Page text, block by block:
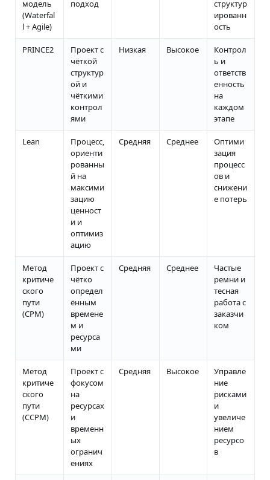
модель
(Waterfal
l + Agile)
подход
структур
ированн
ость
PRINCE2
Проект с
чёткой
структур
ой и
чёткими
контрол
ями
Низкая Высокое
Контрол
ь и
ответств
енность
на
каждом
этапе
Lean
Процесс,
ориенти
рованны
й на
максими
зацию
ценност
и и
оптимиз
ацию
Средняя Среднее
Оптими
зация
процесс
ов и
снижени
е потерь
Метод
критиче
ского
пути
(CPM)
Проект с
чётко
определ
ённым
времене
м и
ресурса
ми
Средняя Среднее
Частые
ремни и
тесная
работа с
заказчи
ком
Метод
критиче
ского
пути
(CCPM)
Проект с
фокусом
на
ресурсах
и
временн
ых
огранич
ениях
Средняя Высокое
Управле
ние
рисками
и
увеличе
нием
ресурсо
в